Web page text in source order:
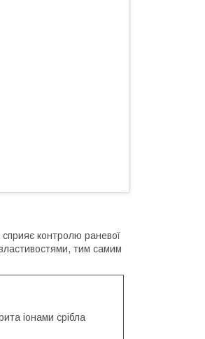
сприяє контролю раневої
властивостями, тим самим
іонами срібла